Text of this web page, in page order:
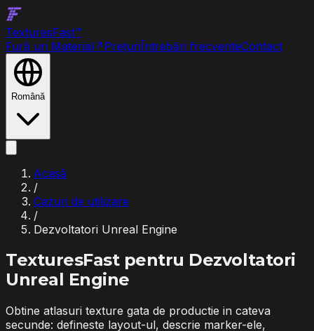
TexturesFast™
Fură un Material↗ PrețuriÎntrebări frecventeContact
Română
Acasă
/
Cazuri de utilizare
/
Dezvoltatori Unreal Engine
TexturesFast pentru Dezvoltatori
Unreal Engine
Obtine atlasuri texture gata de productie in cateva
secunde: defineste layout-ul, descrie marker-ele,